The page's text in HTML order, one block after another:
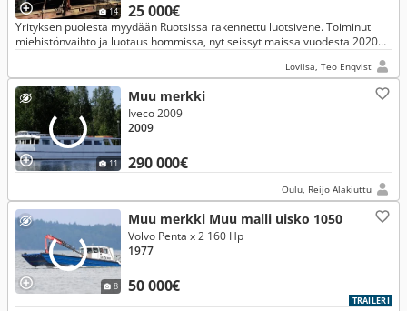
14 25 000€
Yrityksen puolesta myydään Ruotsissa rakennettu luotsivene. Toiminut
miehistönvaihto ja luotaus hommissa, nyt seissyt maissa vuodesta 2020
Loviisa, Teo Enqvist
11
Muu merkki
290 000€
Iveco 2009
2009
Oulu, Reijo Alakiuttu
8
Muu merkki Muu malli uisko 1050
50 000€
Volvo Penta x 2 160 Hp
1977
TRAILERI